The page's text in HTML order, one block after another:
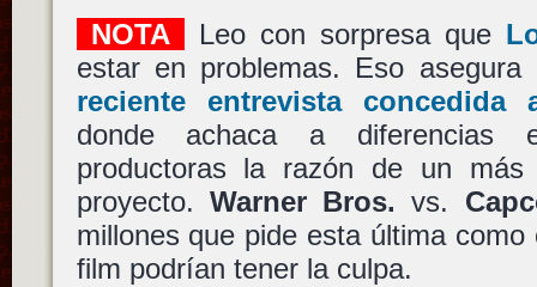
NOTA
Leo con sorpresa que
estar en problemas. Eso asegura
reciente entrevista concedida
donde achaca a diferencias
productoras la razón de un
proyecto. Warner Bros. vs.
millones que pide esta última
film podrían tener la culpa.